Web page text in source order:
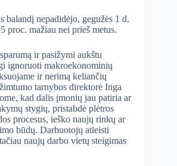
balandį nepadidėjo, gegužės 1 d.
proc. mažiau nei prieš metus.
ir pasižymi aukštu
ignoruoti makroekonominių
ir nerimą keliančių
tarnybos direktorė Inga
kad dalis įmonių jau patiria ar
stygių, pristabdė plėtros
procesus, ieško naujų rinkų ar
būdų. Darbuotojų atleisti
naujų darbo vietų steigimas